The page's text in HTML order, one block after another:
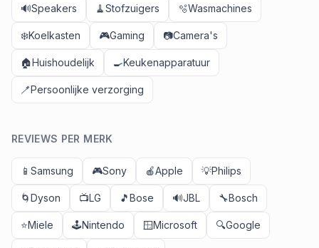
🔊Speakers 🧹Stofzuigers 🫧Wasmachines
❄️Koelkasten 🎮Gaming 📷Camera's
🏠Huishoudelijk 🍳Keukenapparatuur
🪥Persoonlijke verzorging
REVIEWS PER MERK
📱 Samsung 🎮Sony 🍎Apple 💡Philips
🌀Dyson 📺LG 🎵Bose 🔊JBL 🔧Bosch
⭐Miele 🕹️Nintendo 🪟Microsoft 🔍Google